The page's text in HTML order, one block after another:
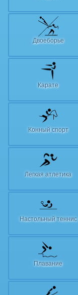
Двоеборье
Карате
Конный спорт
Легкая атлетика
Настольный теннис
Плавание